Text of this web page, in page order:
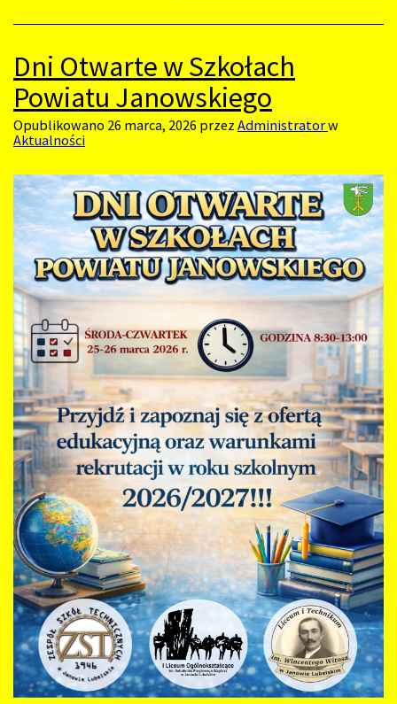
ZESPOLE
Dni Otwarte w Szkołach
Powiatu Janowskiego
Opublikowano 26 marca, 2026 przez Administratorw
Aktualności